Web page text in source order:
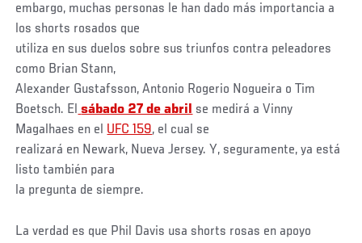
embargo, muchas personas le han dado más importancia a
los shorts rosados que
utiliza en sus duelos sobre sus triunfos contra peleadores
como Brian Stann,
Alexander Gustafsson, Antonio Rogerio Nogueira o Tim
Boetsch. El sábado 27 de abril se medirá a Vinny
Magalhaes en el UFC 159, el cual se
realizará en Newark, Nueva Jersey. Y, seguramente, ya está
listo también para
la pregunta de siempre.
La verdad es que Phil Davis usa shorts rosas en apoyo